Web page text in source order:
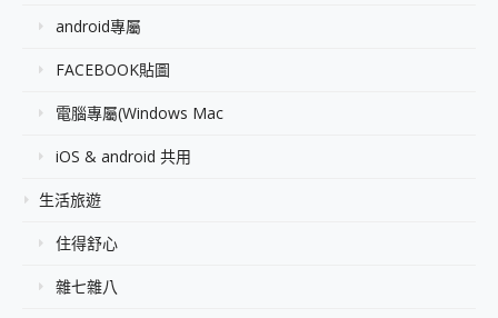
android專屬
FACEBOOK貼圖
電腦專屬(Windows Mac
iOS & android 共用
生活旅遊
住得舒心
雜七雜八